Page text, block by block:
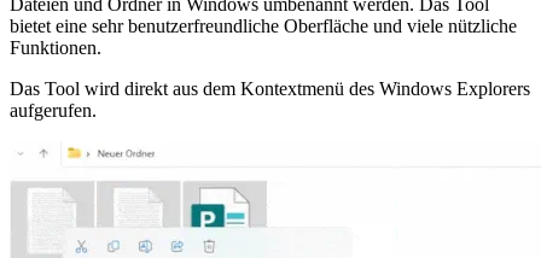
Dateien und Ordner in Windows umbenannt werden. Das Tool
bietet eine sehr benutzerfreundliche Oberfläche und viele nützliche
Funktionen.
Das Tool wird direkt aus dem Kontextmenü des Windows Explorers
aufgerufen.